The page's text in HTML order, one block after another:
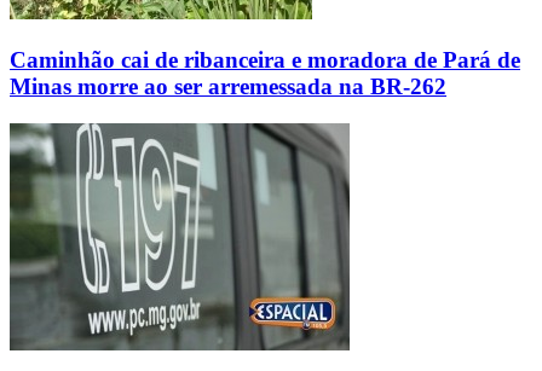
Caminhão cai de ribanceira e moradora de Pará de
Minas morre ao ser arremessada na BR-262